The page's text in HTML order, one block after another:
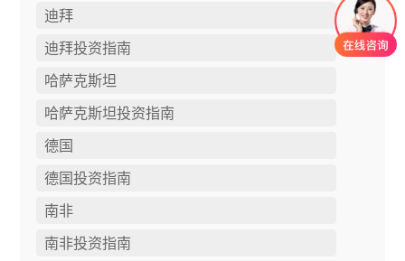
迪拜
迪拜投资指南
哈萨克斯坦
哈萨克斯坦投资指南
德国
德国投资指南
南非
南非投资指南